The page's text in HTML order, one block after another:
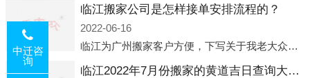
临江搬家公司是怎样接单安排流程的？
2022-06-16
临江为广州搬家客户方便，下写关于我老大众搬家公司接单的流程，九条给搬家朋友参考，了解搬家公司工序，免去搬家时的没有准备好的工作，给您及时快速的搬好家。一．电话咨询：专人接待客户电话咨询，初步了解客户搬 家
临江2022年7月份搬家的黄道吉日查询大全一览表哪天适合搬家好日子
中迁咨
询